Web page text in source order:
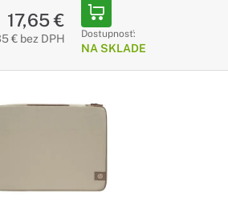
17,65 €
€ bez DPH Dostupnosť:
NA SKLADE